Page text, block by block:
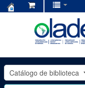
OLADE
-